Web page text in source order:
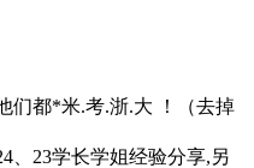
们都*米.考.浙.大 ！（去掉
、23学长学姐经验分享,另